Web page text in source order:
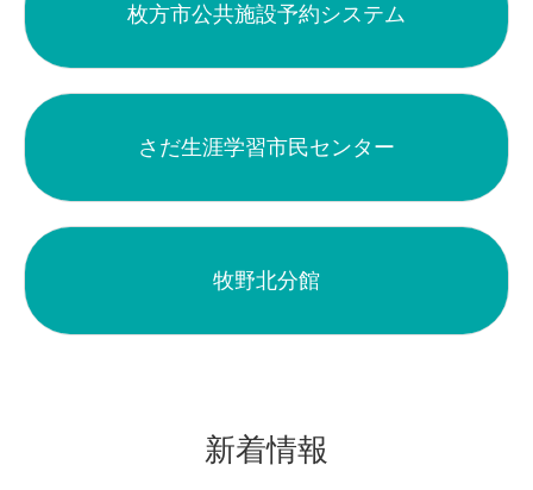
枚方市公共施設予約システム
さだ生涯学習市民センター
牧野北分館
新着情報